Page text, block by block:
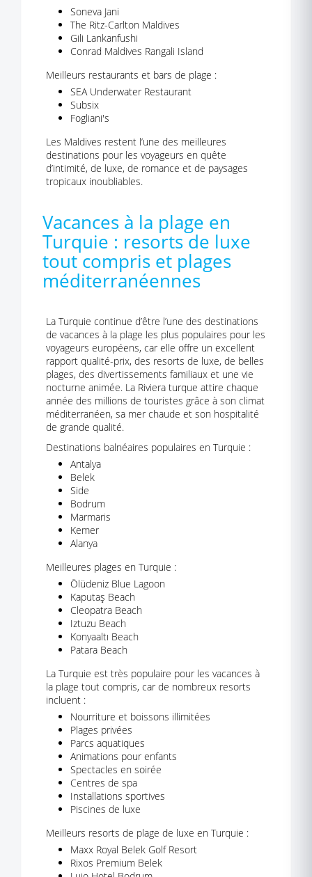
Soneva Jani
The Ritz-Carlton Maldives
Gili Lankanfushi
Conrad Maldives Rangali Island
Meilleurs restaurants et bars de plage :
SEA Underwater Restaurant
Subsix
Fogliani's
Les Maldives restent l’une des meilleures
destinations pour les voyageurs en quête
d’intimité, de luxe, de romance et de paysages
tropicaux inoubliables.
Vacances à la plage en
Turquie : resorts de luxe
tout compris et plages
méditerranéennes
La Turquie continue d’être l’une des destinations
de vacances à la plage les plus populaires pour les
voyageurs européens, car elle offre un excellent
rapport qualité-prix, des resorts de luxe, de belles
plages, des divertissements familiaux et une vie
nocturne animée. La Riviera turque attire chaque
année des millions de touristes grâce à son climat
méditerranéen, sa mer chaude et son hospitalité
de grande qualité.
Destinations balnéaires populaires en Turquie :
Antalya
Belek
Side
Bodrum
Marmaris
Kemer
Alanya
Meilleures plages en Turquie :
Ölüdeniz Blue Lagoon
Kaputaş Beach
Cleopatra Beach
Iztuzu Beach
Konyaaltı Beach
Patara Beach
La Turquie est très populaire pour les vacances à
la plage tout compris, car de nombreux resorts
incluent :
Nourriture et boissons illimitées
Plages privées
Parcs aquatiques
Animations pour enfants
Spectacles en soirée
Centres de spa
Installations sportives
Piscines de luxe
Meilleurs resorts de plage de luxe en Turquie :
Maxx Royal Belek Golf Resort
Rixos Premium Belek